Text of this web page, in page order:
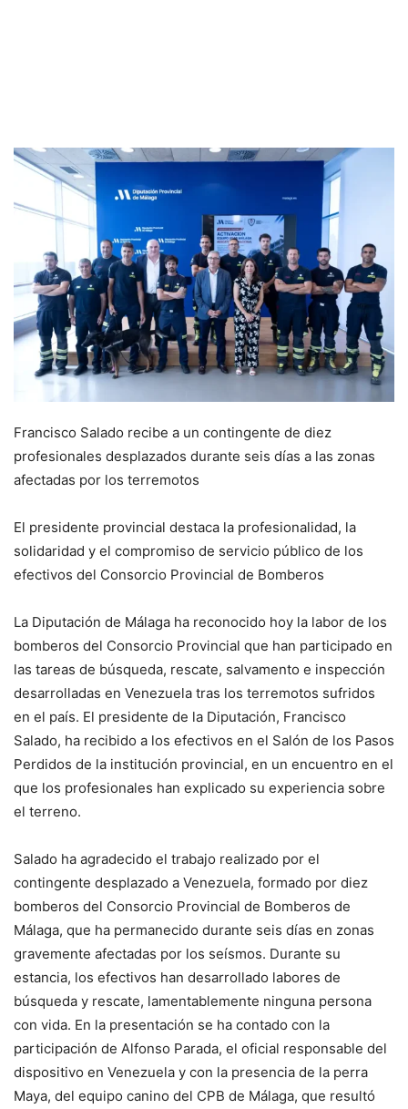
Francisco Salado recibe a un contingente de diez
profesionales desplazados durante seis días a las zonas
afectadas por los terremotos
El presidente provincial destaca la profesionalidad, la
solidaridad y el compromiso de servicio público de los
efectivos del Consorcio Provincial de Bomberos
La Diputación de Málaga ha reconocido hoy la labor de los
bomberos del Consorcio Provincial que han participado en
las tareas de búsqueda, rescate, salvamento e inspección
desarrolladas en Venezuela tras los terremotos sufridos
en el país. El presidente de la Diputación, Francisco
Salado, ha recibido a los efectivos en el Salón de los Pasos
Perdidos de la institución provincial, en un encuentro en el
que los profesionales han explicado su experiencia sobre
el terreno.
Salado ha agradecido el trabajo realizado por el
contingente desplazado a Venezuela, formado por diez
bomberos del Consorcio Provincial de Bomberos de
Málaga, que ha permanecido durante seis días en zonas
gravemente afectadas por los seísmos. Durante su
estancia, los efectivos han desarrollado labores de
búsqueda y rescate, lamentablemente ninguna persona
con vida. En la presentación se ha contado con la
participación de Alfonso Parada, el oficial responsable del
dispositivo en Venezuela y con la presencia de la perra
Maya, del equipo canino del CPB de Málaga, que resultó